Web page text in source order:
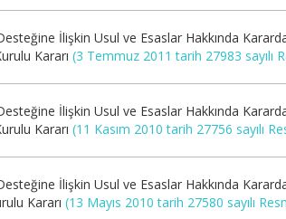
İlişkin Usul ve Esaslar Hakkında
Kararı (3 Temmuz 2011 tarih 27983 sayılı
İlişkin Usul ve Esaslar Hakkında
Kararı (11 Kasım 2010 tarih 27756 sayılı
İlişkin Usul ve Esaslar Hakkında
Kararı (13 Mayıs 2010 tarih 27580 sayılı